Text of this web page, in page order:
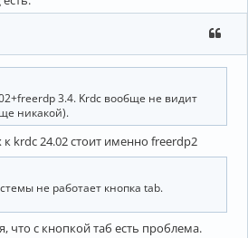
3.4. Krdc вообще не видит
никакой).
к krdc 24.02 стоит именно freerdp2
не работает кнопка tab.
что с кнопкой таб есть проблема.